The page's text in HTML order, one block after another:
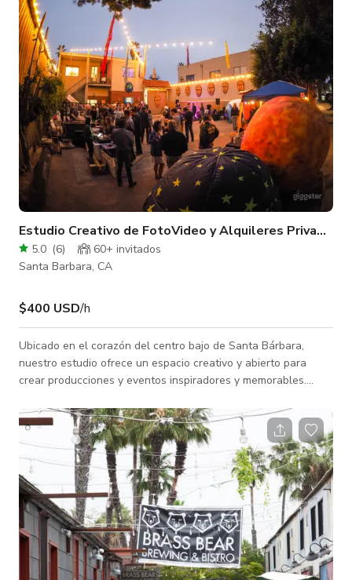
Estudio Creativo de FotoVideo y Alquileres Privados
5.0 (6)
60+ invitados
Santa Barbara, CA
$400 USD/h
Ubicado en el corazón del centro bajo de Santa Bárbara,
nuestro estudio ofrece un espacio creativo y abierto para
crear producciones y eventos inspiradores y memorables.
comunidad creativa de Santa Bárbara! Nuestro edificio sirve
tanto como estudio de producción para proyectos creativos
como videos y sesiones fotográficas, así como espacio para
eventos para fiestas, reuniones, proyecciones y otras
reuniones como talleres o reuniones cor